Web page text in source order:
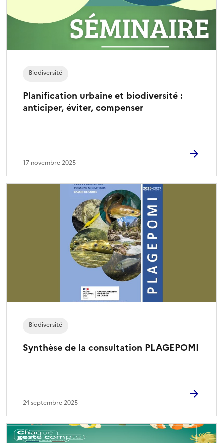
Planification urbaine et biodiversité :
anticiper, éviter, compenser
Biodiversité
17 novembre 2025
Synthèse de la consultation PLAGEPOMI
Biodiversité
24 septembre 2025